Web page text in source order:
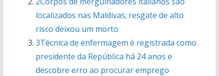
localizados nas Maldivas; resgate de alto
risco deixou um morto
3Técnica de enfermagem é registrada como
presidente da República há 24 anos e
descobre erro ao procurar emprego